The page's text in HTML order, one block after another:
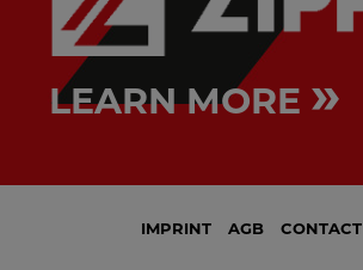
LEARN MORE »
IMPRINT AGB CONTACT